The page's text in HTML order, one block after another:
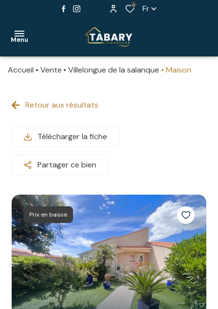
0 Fr
Menu
NOS
maisons
appartements
autres
villas
PROGRAMMES
BIEN
NOTRE
AGENCE
CONTACT
Accueil Vente Villelongue de la salanque Maison
Retour aux résultats
Télécharger la fiche
Partager ce bien
Prix en baisse